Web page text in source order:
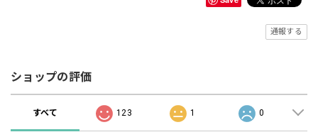
通報する
ショップの評価
すべて 123 1 0